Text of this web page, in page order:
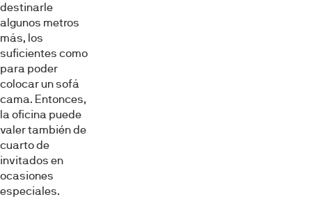
destinarle
algunos metros
más, los
suficientes como
para poder
colocar un sofá
cama. Entonces,
la oficina puede
valer también de
cuarto de
invitados en
ocasiones
especiales.